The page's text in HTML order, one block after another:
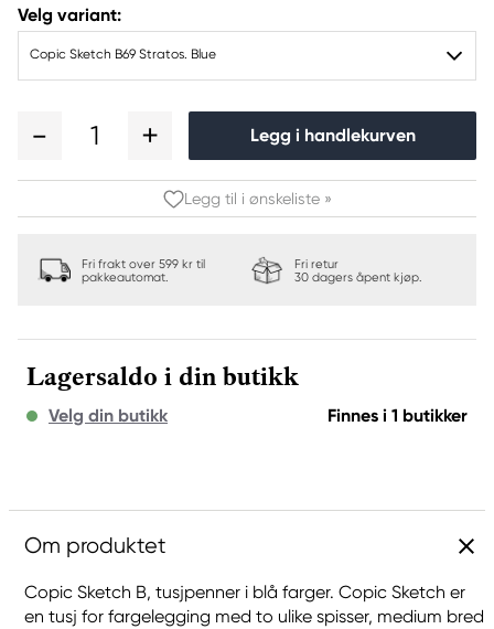
Velg variant:
Copic Sketch B69 Stratos. Blue
1 Legg i handlekurven
Legg til i ønskeliste »
Fri frakt over 599 kr til
pakkeautomat.
Fri retur
30 dagers åpent kjøp.
Lagersaldo i din butikk
Velg din butikk Finnes i 1 butikker
Om produktet
Copic Sketch B, tusjpenner i blå farger. Copic Sketch er
en tusj for fargelegging med to ulike spisser, medium bred